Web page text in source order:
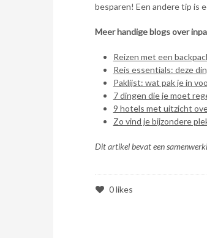
besparen! Een andere tip is
Meer handige blogs over
Reizen met een
Reis essentials: deze
Paklijst: wat pak je in
7 dingen die je moet
9 hotels met uitzicht
Zo vind je bijzondere
Dit artikel bevat een
0likes